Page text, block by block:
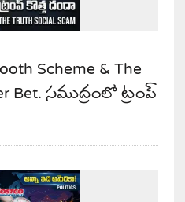
Scheme & The
Bet. సముద్రంలో ట్రంప్